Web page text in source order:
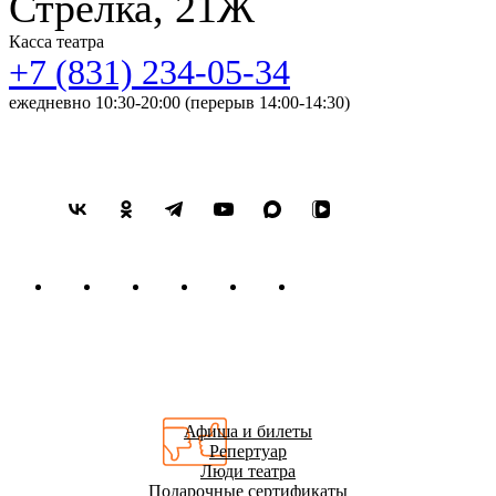
Касса театра
+7 (831) 234-05-34
ежедневно 10:30-20:00 (перерыв 14:00-14:30)
Афиша и билеты
Репертуар
Люди театра
Подарочные сертификаты